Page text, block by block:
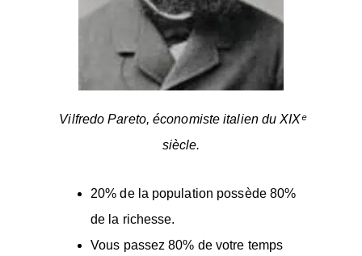
Vilfredo Pareto, économiste italien du XIXᵉ
siècle.
20% de la population possède 80%
de la richesse.
Vous passez 80% de votre temps